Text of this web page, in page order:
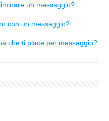
un messaggio?
con un messaggio?
che ti piace per messaggio?